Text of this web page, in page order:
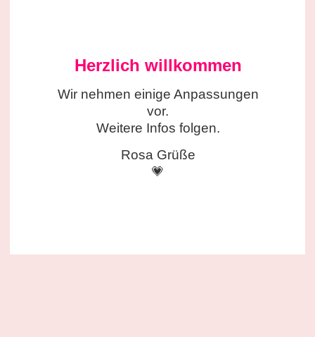
Herzlich willkommen
Wir nehmen einige Anpassungen
vor.
Weitere Infos folgen.
Rosa Grüße
💗